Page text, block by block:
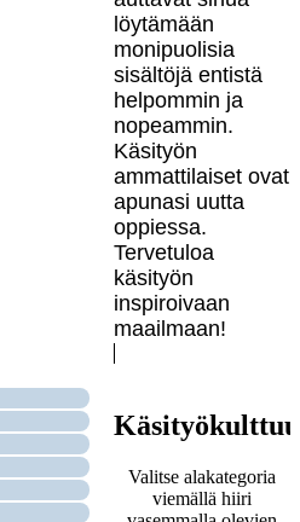
löytämään
monipuolisia
sisältöjä entistä
helpommin ja
nopeammin.
Käsityön
ammattilaiset ovat
apunasi uutta
oppiessa.
Tervetuloa
käsityön
inspiroivaan
maailmaan!
Valitse alakategoria
viemällä hiiri